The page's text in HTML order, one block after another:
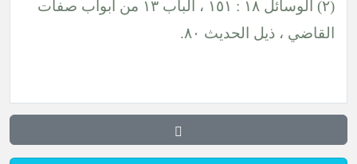
(٢) الوسائل ١٨ : ١٥١ ، الباب ١٣ من أبواب صفات
الحديث ٨٠.